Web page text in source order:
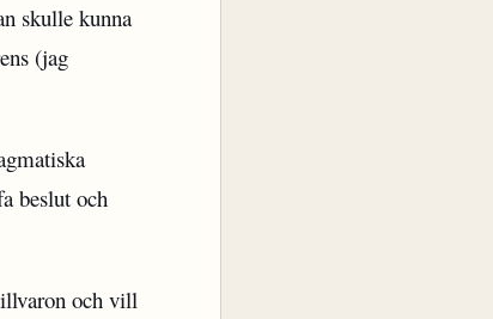
skulle kunna
(jag
beslut och
och vill